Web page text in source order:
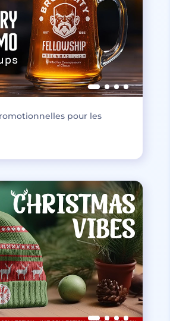
pour les